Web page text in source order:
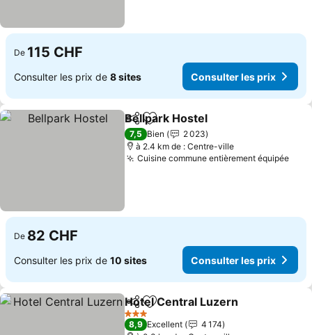
De 115 CHF
Consulter les prix de 8 sites Consulter les prix
PartagerAjouter à mes favoris
Bellpark Hostel
7,5 Bien
2 023
à 2.4 km de : Centre-ville
Cuisine commune entièrement équipée
De 82 CHF
Consulter les prix de 10 sites Consulter les prix
PartagerAjouter à mes favoris
Hotel Central Luzern
3 Étoiles
8,9 Excellent
4 174